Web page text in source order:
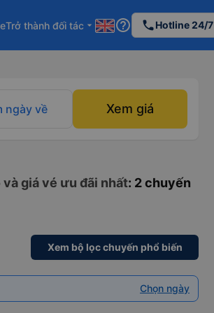
Trở thành đối tác arrow_drop_down help_outline phoneHotline 24/7
ngày về Xem giá
giá vé ưu đãi nhất: 2 chuyến
Xem bộ lọc chuyến phổ biến
Chọn ngày